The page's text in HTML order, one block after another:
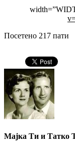
Посетено 217 пати
Мајка Ти и Татко